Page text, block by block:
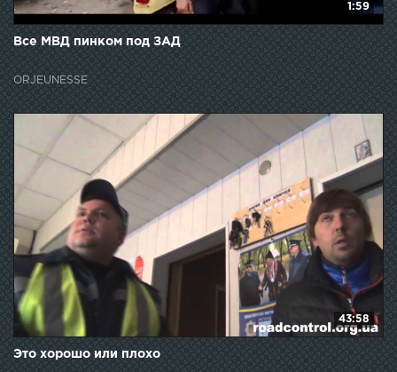
1:59
Все МВД пинком под ЗАД
ORJEUNESSE
43:58
Это хорошо или плохо